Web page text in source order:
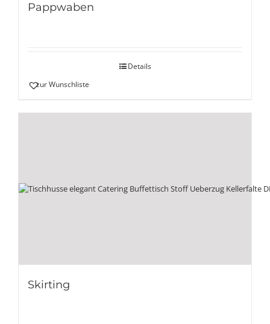
Pappwaben
Details
zur Wunschliste
Skirting